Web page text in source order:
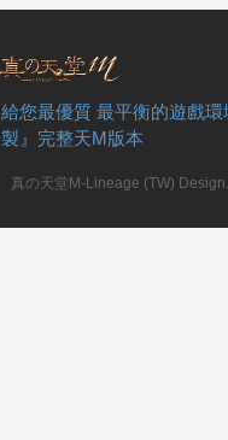
給您最優質 最平衡的遊戲
製』完整天M版本
真の天堂M-Lineage (TW)